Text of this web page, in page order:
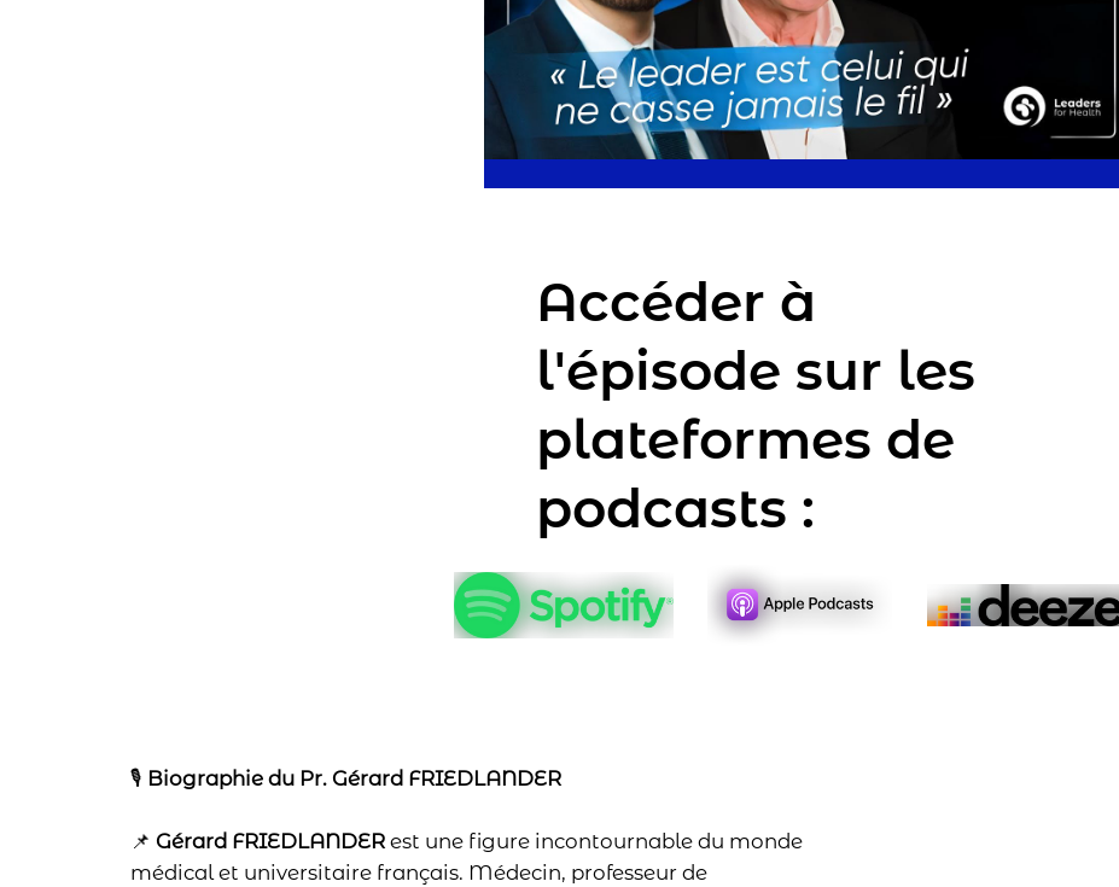
Accéder à
l'épisode sur les
plateformes de
podcasts :
🎙 Biographie du Pr. Gérard FRIEDLANDER
📌 Gérard FRIEDLANDER est une figure incontournable du monde
médical et universitaire français. Médecin, professeur de